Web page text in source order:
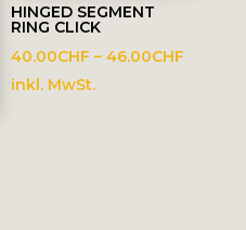
HINGED SEGMENT
RING CLICK
40.00CHF –46.00CHF
inkl. MwSt.